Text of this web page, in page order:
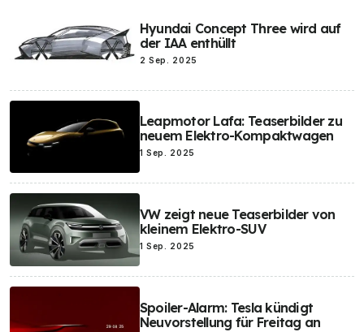
Hyundai Concept Three wird auf
der IAA enthüllt
2 Sep. 2025
Leapmotor Lafa: Teaserbilder zu
neuem Elektro-Kompaktwagen
1 Sep. 2025
VW zeigt neue Teaserbilder von
kleinem Elektro-SUV
1 Sep. 2025
Spoiler-Alarm: Tesla kündigt
Neuvorstellung für Freitag an